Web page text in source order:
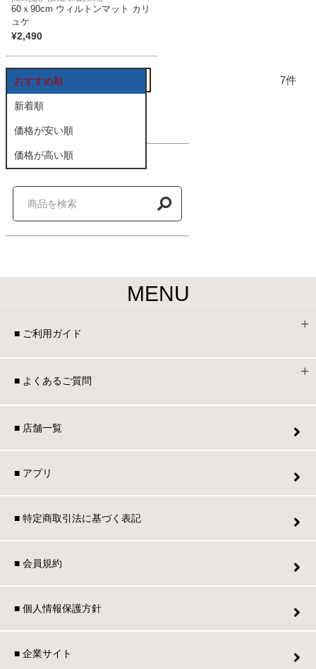
家電・照明器具
ガーデン
60ｘ90cm ウィルトンマット カリ
ュケ
¥2,490
おすすめ順
新着順
価格が安い順
価格が高い順
7
商品を探す
MENU
■ ご利用ガイド
■ よくあるご質問
■ 店舗一覧
■ アプリ
■ 特定商取引法に基づく表記
■ 会員規約
■ 個人情報保護方針
■ 企業サイト